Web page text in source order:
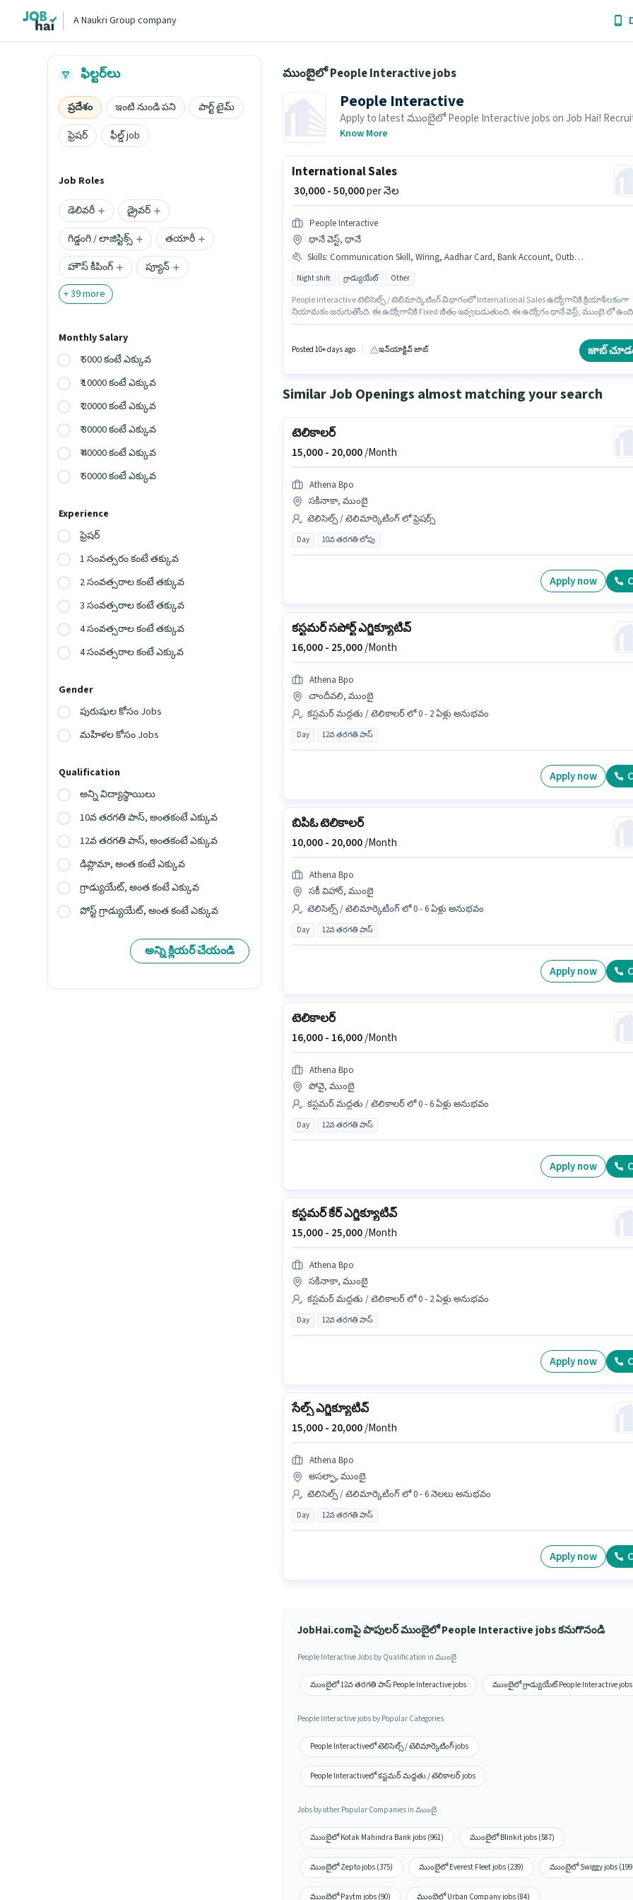
A Naukri Group company
ఫిల్టర్‌లు
ప్రదేశం ఇంటి నుండి పని
పార్ట్ టైమ్
ఫ్రెషర్
ఫీల్డ్ job
Job Roles
డెలివరీ
డ్రైవర్
గిడ్డంగి / లాజిస్టిక్స్
తయారీ
హౌస్ కీపింగ్
ప్యూన్
+39more
Monthly Salary
₹ 5000 కంటే ఎక్కువ
₹ 10000 కంటే ఎక్కువ
₹ 20000 కంటే ఎక్కువ
₹ 30000 కంటే ఎక్కువ
₹ 40000 కంటే ఎక్కువ
₹ 50000 కంటే ఎక్కువ
Experience
ఫ్రెషర్
1 సంవత్సరం కంటే తక్కువ
2 సంవత్సరాల కంటే తక్కువ
3 సంవత్సరాల కంటే తక్కువ
4 సంవత్సరాల కంటే తక్కువ
4 సంవత్సరాల కంటే ఎక్కువ
Gender
పురుషుల కోసం Jobs
మహిళల కోసం Jobs
Qualification
అన్ని విద్యాస్థాయిలు
10వ తరగతి పాస్, అంతకంటే ఎక్కువ
12వ తరగతి పాస్, అంతకంటే ఎక్కువ
డిప్లొమా, అంత కంటే ఎక్కువ
గ్రాడ్యుయేట్, అంత కంటే ఎక్కువ
పోస్ట్ గ్రాడ్యుయేట్, అంత కంటే ఎక్కువ
అన్ని క్లియర్ చేయండి
ముంబైలో People Interactive jobs
People Interactive
Apply to latest ముంబైలో People Interactive jobs on Job Hai!
actively hiring in your area.
Know More
International Sales
₹ 30,000 - 50,000per నెల
People Interactive
థానే వెస్ట్, థానే
Skills: Communication Skill, Wiring, Aadhar Card, Bank Account, Outbound/Cold Calling, International Calling, Internet Connection, Laptop/Desktop, PAN Card, MS Excel, Lead Generation
Night shift గ్రాడ్యుయేట్ Other
People Interactive టెలిసెల్స్ / టెలిమార్కెటింగ్ విభాగంలో International Sales ఉద్యోగానికి క్రియాశీలకంగా
నియామకం జరుగుతోంది. ఈ ఉద్యోగానికి Fixed జీతం ఇవ్వబడుతుంది. ఈ ఉద్యోగం థానే వెస్ట్, ముంబై లో
Posted 10+ days ago ఇన్‌యాక్టివ్ జాబ్ జాబ్
Similar Job Openings almost matching your search
టెలికాలర్
15,000 - 20,000/Month
Athena Bpo
సకినాకా, ముంబై
టెలిసెల్స్ / టెలిమార్కెటింగ్ లో ఫ్రెషర్స్
Day 10వ తరగతి లోపు
Apply now
కస్టమర్ సపోర్ట్ ఎగ్జిక్యూటివ్
16,000 - 25,000/Month
Athena Bpo
చాందీవలి, ముంబై
కస్టమర్ మద్దతు / టెలికాలర్ లో 0 - 2 ఏళ్లు అనుభవం
Day 12వ తరగతి పాస్
Apply now
బిపిఓ టెలికాలర్
10,000 - 20,000/Month
Athena Bpo
సకీ విహార్, ముంబై
టెలిసెల్స్ / టెలిమార్కెటింగ్ లో 0 - 6 ఏళ్లు అనుభవం
Day 12వ తరగతి పాస్
Apply now
టెలికాలర్
16,000 - 16,000/Month
Athena Bpo
పోవై, ముంబై
కస్టమర్ మద్దతు / టెలికాలర్ లో 0 - 6 ఏళ్లు అనుభవం
Day 12వ తరగతి పాస్
Apply now
కస్టమర్ కేర్ ఎగ్జిక్యూటివ్
15,000 - 25,000/Month
Athena Bpo
సకినాకా, ముంబై
కస్టమర్ మద్దతు / టెలికాలర్ లో 0 - 2 ఏళ్లు అనుభవం
Day 12వ తరగతి పాస్
Apply now
సేల్స్ ఎగ్జిక్యూటివ్
15,000 - 20,000/Month
Athena Bpo
అసల్ఫా, ముంబై
టెలిసెల్స్ / టెలిమార్కెటింగ్ లో 0 - 6 నెలలు అనుభవం
Day 12వ తరగతి పాస్
Apply now
JobHai.comపై పాపులర్ ముంబైలో People Interactive jobs కనుగొనండి
People Interactive Jobs by Qualification in ముంబై
ముంబైలో 12వ తరగతి పాస్ People Interactive jobs ముంబైలో గ్రాడ్యుయేట్ People Interactive jobs
People Interactive jobs by Popular Categories
People Interactiveలో టెలిసెల్స్ / టెలిమార్కెటింగ్ jobs
People Interactiveలో కస్టమర్ మద్దతు / టెలికాలర్ jobs
Jobs by other Popular Companies in ముంబై
ముంబైలో Kotak Mahindra Bank jobs (961) ముంబైలో Blinkit jobs (587)
ముంబైలో Zepto jobs (375) ముంబైలో Everest Fleet jobs (239) ముంబైలో Swiggy jobs
ముంబైలో Paytm jobs (90) ముంబైలో Urban Company jobs (84)